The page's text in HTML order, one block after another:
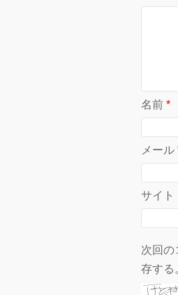
名前 *
メール
サイト
次回の
存する